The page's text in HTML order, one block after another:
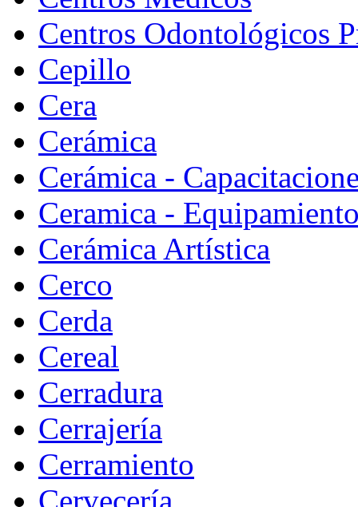
Centros Odontológicos
Cepillo
Cera
Cerámica
Cerámica -
Ceramica -
Cerámica Artística
Cerco
Cerda
Cereal
Cerradura
Cerrajería
Cerramiento
Cervecería